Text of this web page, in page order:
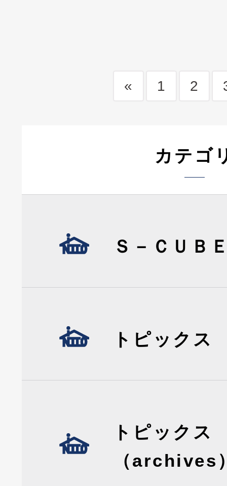
« 1 2
カテゴ
Ｓ－ＣＵＢ
トピックス
トピックス
（archives